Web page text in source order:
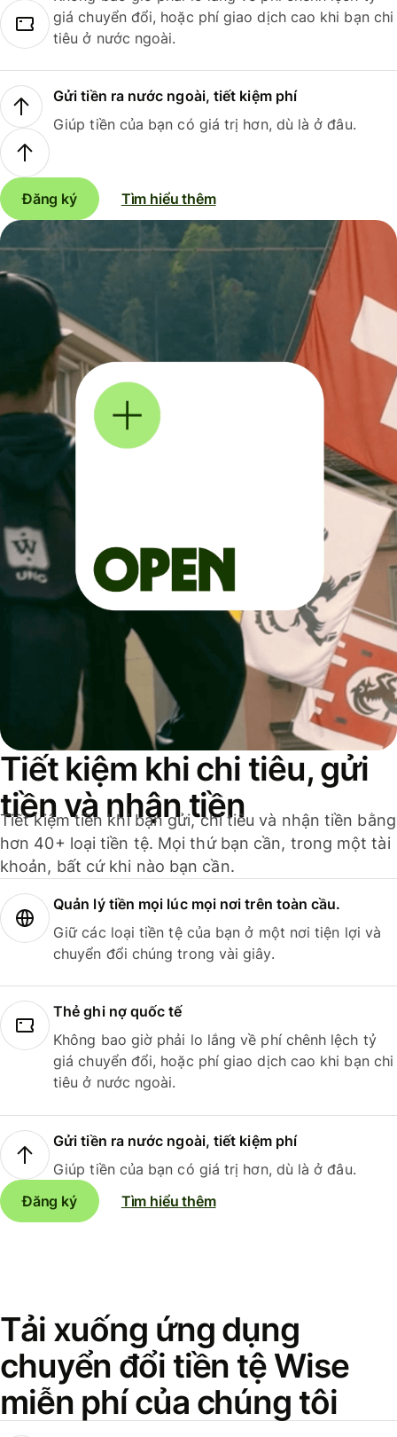
giá chuyển đổi, hoặc phí giao dịch cao khi bạn chi
tiêu ở nước ngoài.
Gửi tiền ra nước ngoài, tiết kiệm phí
Giúp tiền của bạn có giá trị hơn, dù là ở đâu.
Đăng ký Tìm hiểu thêm
Tiết kiệm khi chi tiêu, gửi
tiền và nhận tiền
Tiết kiệm tiền khi bạn gửi, chi tiêu và nhận tiền bằng
hơn 40+ loại tiền tệ. Mọi thứ bạn cần, trong một tài
khoản, bất cứ khi nào bạn cần.
Quản lý tiền mọi lúc mọi nơi trên toàn cầu.
Giữ các loại tiền tệ của bạn ở một nơi tiện lợi và
chuyển đổi chúng trong vài giây.
Thẻ ghi nợ quốc tế
Không bao giờ phải lo lắng về phí chênh lệch tỷ
giá chuyển đổi, hoặc phí giao dịch cao khi bạn chi
tiêu ở nước ngoài.
Gửi tiền ra nước ngoài, tiết kiệm phí
Giúp tiền của bạn có giá trị hơn, dù là ở đâu.
Đăng ký
Tìm hiểu thêm
Tải xuống ứng dụng
chuyển đổi tiền tệ Wise
miễn phí của chúng tôi